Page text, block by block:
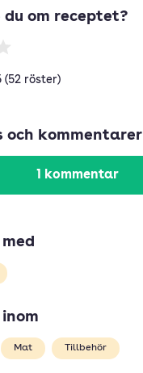
om receptet?
(52 röster)
och kommentarer
1 kommentar
Mat Tillbehör